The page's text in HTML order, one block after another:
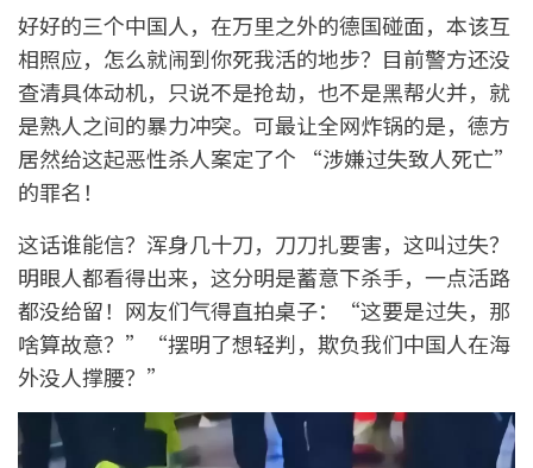
好好的三个中国人，在万里之外的德国碰面，本该互
相照应，怎么就闹到你死我活的地步？目前警方还没
查清具体动机，只说不是抢劫，也不是黑帮火并，就
是熟人之间的暴力冲突。可最让全网炸锅的是，德方
居然给这起恶性杀人案定了个 “涉嫌过失致人死亡”
的罪名！
这话谁能信？浑身几十刀，刀刀扎要害，这叫过失？
明眼人都看得出来，这分明是蓄意下杀手，一点活路
都没给留！网友们气得直拍桌子：“这要是过失，那
啥算故意？”“摆明了想轻判，欺负我们中国人在海
外没人撑腰？”